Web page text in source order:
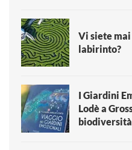
Vi siete
labirinto?
I Giardini
Lodè a
biodiversità